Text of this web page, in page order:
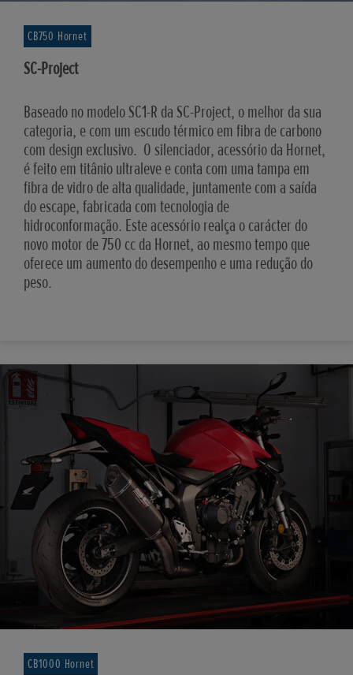
CB750 Hornet
SC-Project
Baseado no modelo SC1-R da SC-Project, o melhor da sua
categoria, e com um escudo térmico em fibra de carbono
com design exclusivo. O silenciador, acessório da Hornet,
é feito em titânio ultraleve e conta com uma tampa em
fibra de vidro de alta qualidade, juntamente com a saída
do escape, fabricada com tecnologia de
hidroconformação. Este acessório realça o carácter do
novo motor de 750 cc da Hornet, ao mesmo tempo que
oferece um aumento do desempenho e uma redução do
peso.
CB1000 Hornet